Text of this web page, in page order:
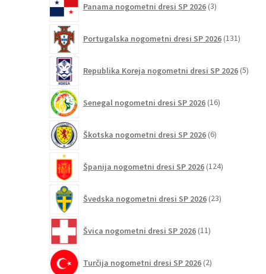
Panama nogometni dresi SP 2026 3izdelki
Portugalska nogometni dresi SP 2026 131
Republika Koreja nogometni dresi SP 2026 5
Senegal nogometni dresi SP 2026 16izdelkov
Škotska nogometni dresi SP 2026 6izdelkov
Španija nogometni dresi SP 2026 124izdelkov
Švedska nogometni dresi SP 2026 23izdelkov
Švica nogometni dresi SP 2026 11izdelkov
Turčija nogometni dresi SP 2026 2izdelka